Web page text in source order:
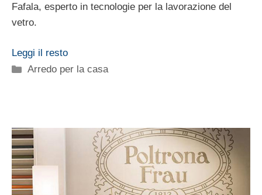
Fafala, esperto in tecnologie per la lavorazione del
vetro.
Leggi il resto
Categorie
Arredo per la casa